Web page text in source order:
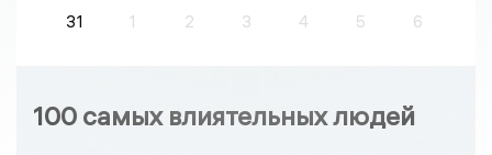
31
1 2 3 4 5 6
100 самых влиятельных людей